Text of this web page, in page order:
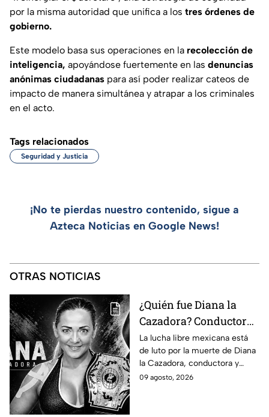
por la misma autoridad que unifica a los tres órdenes de
gobierno.
Este modelo basa sus operaciones en la recolección de
inteligencia, apoyándose fuertemente en las denuncias
anónimas ciudadanas para así poder realizar cateos de
impacto de manera simultánea y atrapar a los criminales
en el acto.
Tags relacionados
Seguridad y Justicia
¡No te pierdas nuestro contenido, sigue a
Azteca Noticias en Google News!
OTRAS NOTICIAS
¿Quién fue Diana la
Cazadora? Conductora
y luchadora que
falleció a los 48 años en
Monterrey
La lucha libre mexicana está
de luto por la muerte de Diana
la Cazadora, conductora y
luchadora de 48 años que
09 agosto, 2026